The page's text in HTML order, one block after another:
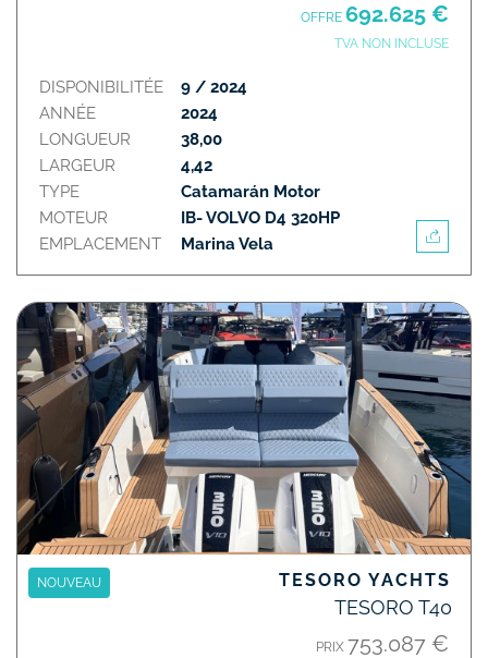
OFFRE 692.625 €
TVA NON INCLUSE
DISPONIBILITÉE
ANNÉE
LONGUEUR
LARGEUR
TYPE
MOTEUR
EMPLACEMENT
9 / 2024
2024
38,00
4,42
Catamarán Motor
IB- VOLVO D4 320HP
Marina Vela
NOUVEAU TESORO YACHTS
TESORO T40
PRIX 753.087 €